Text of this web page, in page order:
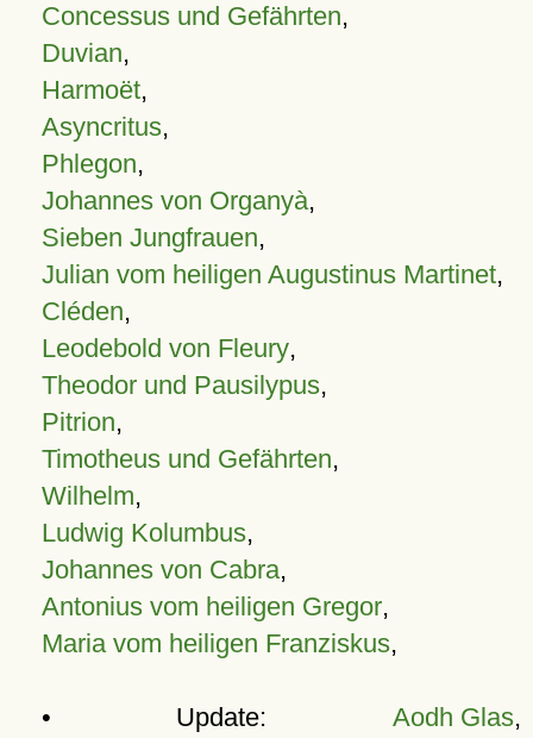
Concessus und Gefährten,
Duvian,
Harmoët,
Asyncritus,
Phlegon,
Johannes von Organyà,
Sieben Jungfrauen,
Julian vom heiligen Augustinus Martinet,
Cléden,
Leodebold von Fleury,
Theodor und Pausilypus,
Pitrion,
Timotheus und Gefährten,
Wilhelm,
Ludwig Kolumbus,
Johannes von Cabra,
Antonius vom heiligen Gregor,
Maria vom heiligen Franziskus,
• Update: Aodh Glas,